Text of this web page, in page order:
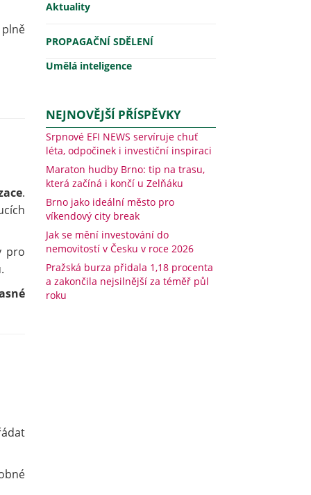
.
pro
Aktuality
PROPAGAČNÍ SDĚLENÍ
Umělá inteligence
NEJNOVĚJŠÍ PŘÍSPĚVKY
Srpnové EFI NEWS servíruje chuť
léta, odpočinek i investiční inspiraci
Maraton hudby Brno: tip na trasu,
která začíná i končí u Zelňáku
Brno jako ideální město pro
víkendový city break
Jak se mění investování do
nemovitostí v Česku v roce 2026
Pražská burza přidala 1,18 procenta
a zakončila nejsilnější za téměř půl
roku